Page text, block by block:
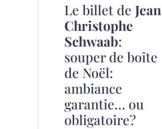
Le billet de Jean
Christophe
Schwaab:
souper de boîte
de Noël:
ambiance
garantie… ou
obligatoire?